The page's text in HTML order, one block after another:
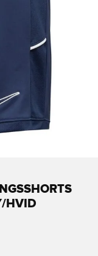
HVID